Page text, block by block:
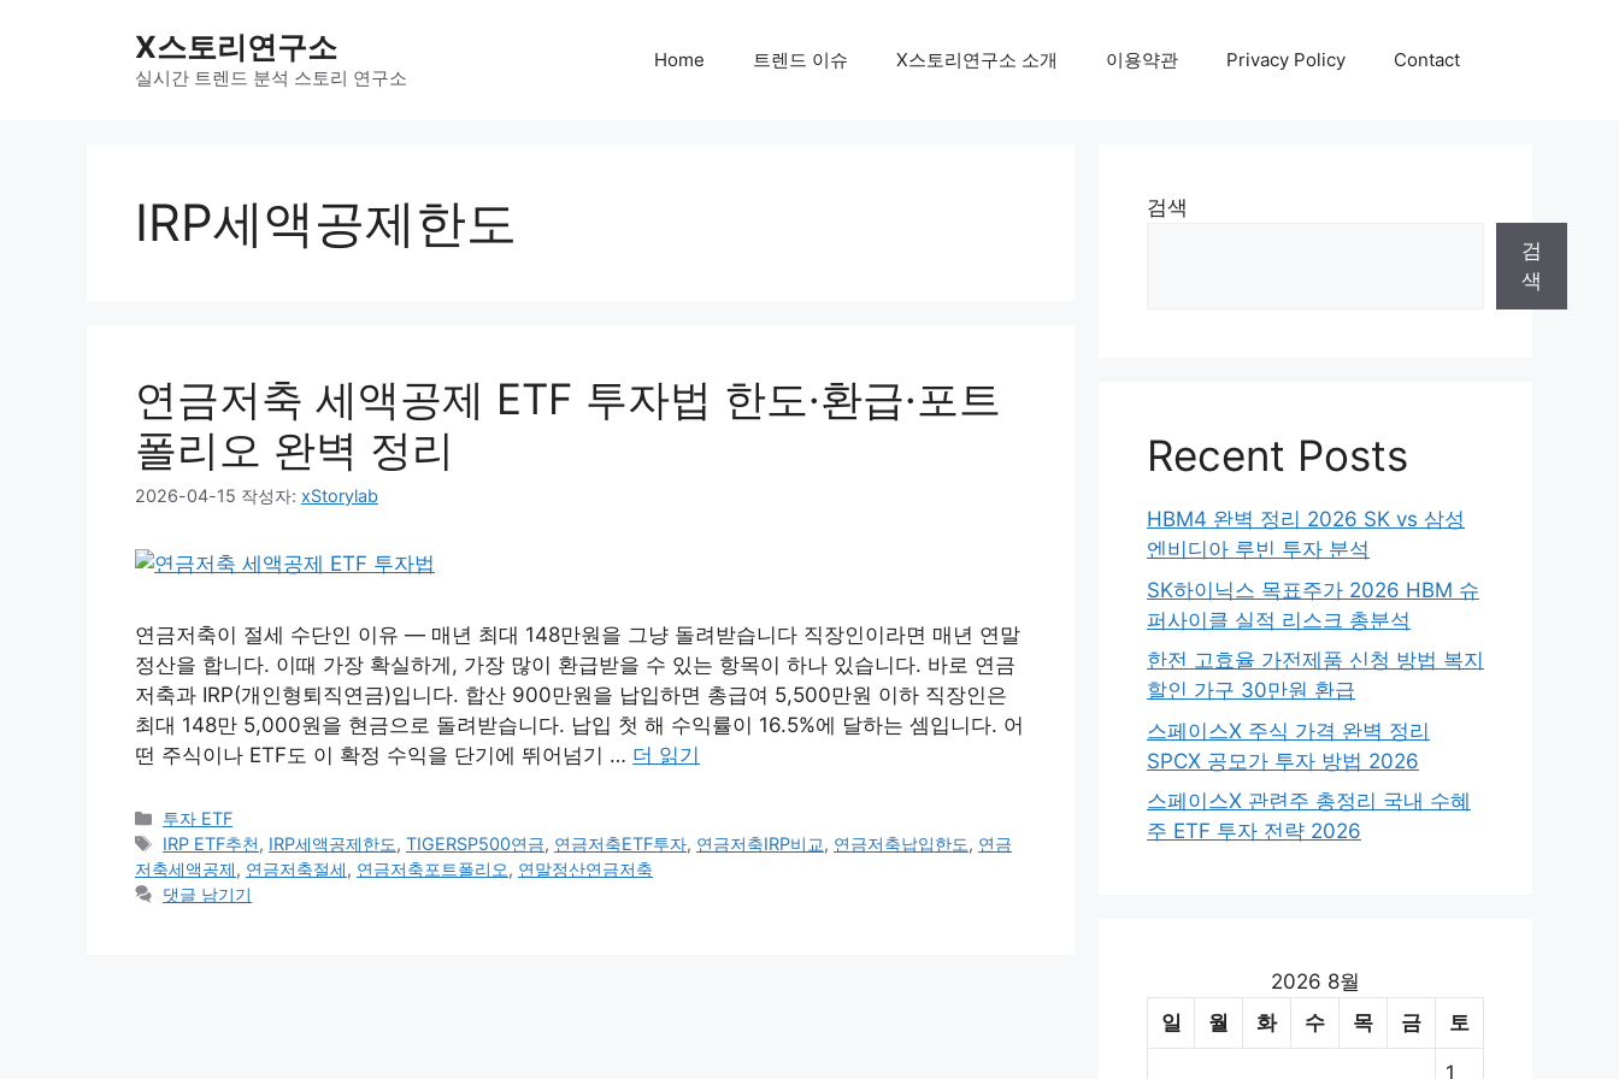
X스토리연구소
실시간 트렌드 분석 스토리 연구소
Home 트렌드 이슈 X스토리연구소 소개 이용약관 Privacy Policy Contact
IRP세액공제한도
연금저축 세액공제 ETF 투자법 한도·환급·포트
폴리오 완벽 정리
2026-04-15 작성자: xStorylab
연금저축이 절세 수단인 이유 — 매년 최대 148만원을 그냥 돌려받습니다 직장인이라면 매년 연말
정산을 합니다. 이때 가장 확실하게, 가장 많이 환급받을 수 있는 항목이 하나 있습니다. 바로 연금
저축과 IRP(개인형퇴직연금)입니다. 합산 900만원을 납입하면 총급여 5,500만원 이하 직장인은
최대 148만 5,000원을 현금으로 돌려받습니다. 납입 첫 해 수익률이 16.5%에 달하는 셈입니다. 어
떤 주식이나 ETF도 이 확정 수익을 단기에 뛰어넘기 … 더 읽기
카
테
고
리
투자 ETF
태
그
IRP ETF추천, IRP세액공제한도,TIGERSP500연금, 연금저축ETF투자, 연금저축IRP비교, 연금저축납입한도, 연금
저축세액공제, 연금저축절세, 연금저축포트폴리오, 연말정산연금저축
댓글 남기기
검색
검
색
Recent Posts
HBM4 완벽 정리 2026 SK vs 삼성
엔비디아 루빈 투자 분석
SK하이닉스 목표주가 2026 HBM 슈
퍼사이클 실적 리스크 총분석
한전 고효율 가전제품 신청 방법 복지
할인 가구 30만원 환급
스페이스X 주식 가격 완벽 정리
SPCX 공모가 투자 방법 2026
스페이스X 관련주 총정리 국내 수혜
주 ETF 투자 전략 2026
2026 8월
일
월 화 수 목 금 토
1